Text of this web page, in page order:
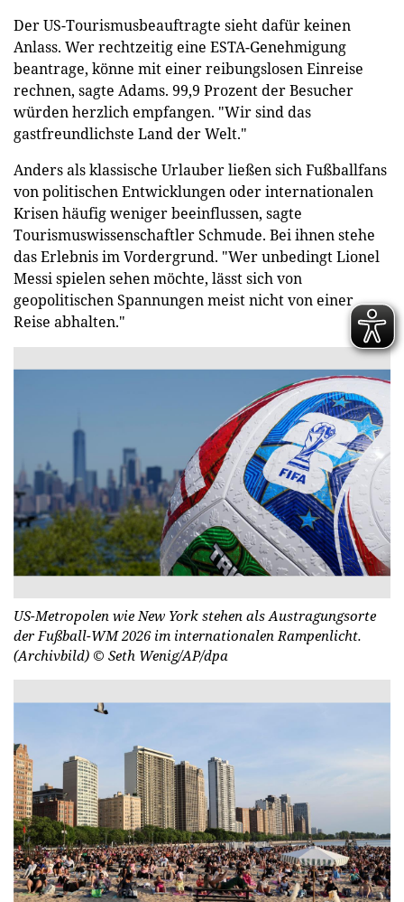
Der US-Tourismusbeauftragte sieht dafür keinen
Anlass. Wer rechtzeitig eine ESTA-Genehmigung
beantrage, könne mit einer reibungslosen Einreise
rechnen, sagte Adams. 99,9 Prozent der Besucher
würden herzlich empfangen. "Wir sind das
gastfreundlichste Land der Welt."
Anders als klassische Urlauber ließen sich Fußballfans
von politischen Entwicklungen oder internationalen
Krisen häufig weniger beeinflussen, sagte
Tourismuswissenschaftler Schmude. Bei ihnen stehe
das Erlebnis im Vordergrund. "Wer unbedingt Lionel
Messi spielen sehen möchte, lässt sich von
geopolitischen Spannungen meist nicht von einer
Reise abhalten."
US-Metropolen wie New York stehen als Austragungsorte
der Fußball-WM 2026 im internationalen Rampenlicht.
(Archivbild) © Seth Wenig/AP/dpa